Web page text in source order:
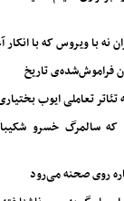
نه با ویروس که با انکار
فراموش‌شده‌ی تاریخ
تئاتر تعاملی ایوب
۲۸ تیری که سالمرگ
روی صحنه می‌رود